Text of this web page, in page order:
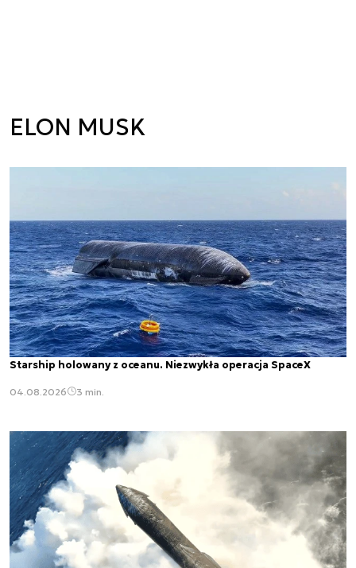
ELON MUSK
Starship holowany z oceanu. Niezwykła operacja SpaceX
04.08.2026 3 min.